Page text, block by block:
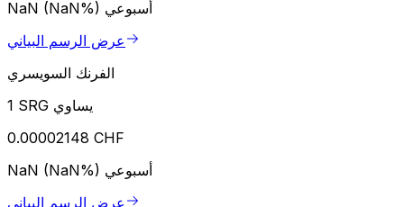
NaN (NaN%) أسبوعي
عرض الرسم البياني
الفرنك السويسري
1 SRG يساوي
0.00002148 CHF
NaN (NaN%) أسبوعي
عرض الرسم البياني